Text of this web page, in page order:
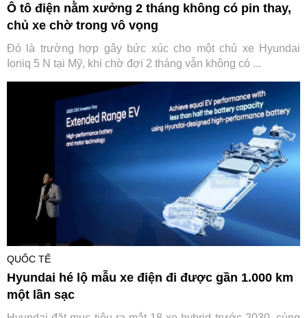
Ô tô điện nằm xưởng 2 tháng không có pin thay,
chủ xe chờ trong vô vọng
Đó là trường hợp gây bức xúc cho một chủ xe Hyundai
Ioniq 5 N tại Mỹ, khi chờ đợi 2 tháng vẫn không có ...
QUỐC TẾ
Hyundai hé lộ mẫu xe điện đi được gần 1.000 km
một lần sạc